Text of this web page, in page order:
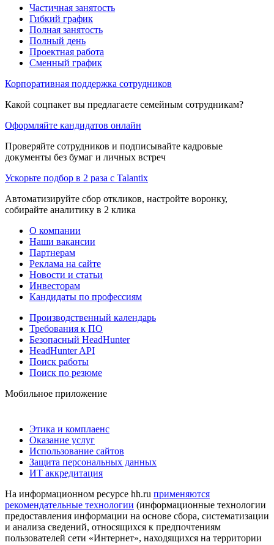
Частичная занятость
Гибкий график
Полная занятость
Полный день
Проектная работа
Сменный график
Корпоративная поддержка сотрудников
Какой соцпакет вы предлагаете семейным сотрудникам?
Оформляйте кандидатов онлайн
Проверяйте сотрудников и подписывайте кадровые
документы без бумаг и личных встреч
Ускорьте подбор в 2 раза с Talantix
Автоматизируйте сбор откликов, настройте воронку,
собирайте аналитику в 2 клика
О компании
Наши вакансии
Партнерам
Реклама на сайте
Новости и статьи
Инвесторам
Кандидаты по профессиям
Производственный календарь
Требования к ПО
Безопасный HeadHunter
HeadHunter API
Поиск работы
Поиск по резюме
Мобильное приложение
Этика и комплаенс
Оказание услуг
Использование сайтов
Защита персональных данных
ИТ аккредитация
На информационном ресурсе hh.ru применяются
рекомендательные технологии (информационные технологии
предоставления информации на основе сбора, систематизации
и анализа сведений, относящихся к предпочтениям
пользователей сети «Интернет», находящихся на территории